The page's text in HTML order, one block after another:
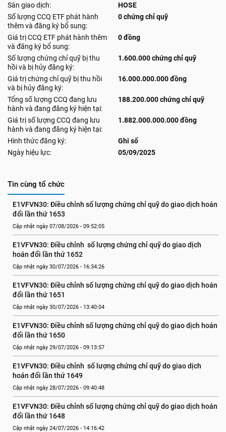
Sàn giao dịch:
HOSE
Số lượng CCQ ETF phát hành
thêm và đăng ký bổ sung:
0 chứng chỉ quỹ
Giá trị CCQ ETF phát hành thêm
và đăng ký bổ sung:
0 đồng
Số lượng chứng chỉ quỹ bị thu
hồi và bị hủy đăng ký:
1.600.000 chứng chỉ quỹ
Giá trị chứng chỉ quỹ bị thu hồi
và bị hủy đăng ký:
16.000.000.000 đồng
Tổng số lượng CCQ đang lưu
hành và đang đăng ký hiện tại:
188.200.000 chứng chỉ quỹ
Giá trị số lượng CCQ đang lưu
hành và đang đăng ký hiện tại:
1.882.000.000.000 đồng
Hình thức đăng ký:
Ghi sổ
Ngày hiệu lực:
05/09/2025
Tin cùng tổ chức
E1VFVN30: Điều chỉnh số lượng chứng chỉ quỹ do giao dịch hoán
đổi lần thứ 1653
Cập nhật ngày 07/08/2026 - 09:52:05
E1VFVN30: Điều chỉnh  số lượng chứng chỉ quỹ do giao dịch
hoán đổi lần thứ 1652
Cập nhật ngày 30/07/2026 - 16:34:26
E1VFVN30: Điều chỉnh số lượng chứng chỉ quỹ do giao dịch hoán
đổi lần thứ 1651
Cập nhật ngày 30/07/2026 - 13:40:04
E1VFVN30: Điều chỉnh số lượng chứng chỉ quỹ do giao dịch hoán
đổi lần thứ 1650
Cập nhật ngày 29/07/2026 - 09:13:57
E1VFVN30: Điều chỉnh  số lượng chứng chỉ quỹ do giao dịch
hoán đổi lần thứ 1649
Cập nhật ngày 28/07/2026 - 09:40:48
E1VFVN30: Điều chỉnh số lượng chứng chỉ quỹ do giao dịch hoán
đổi lần thứ 1648
Cập nhật ngày 24/07/2026 - 14:16:42